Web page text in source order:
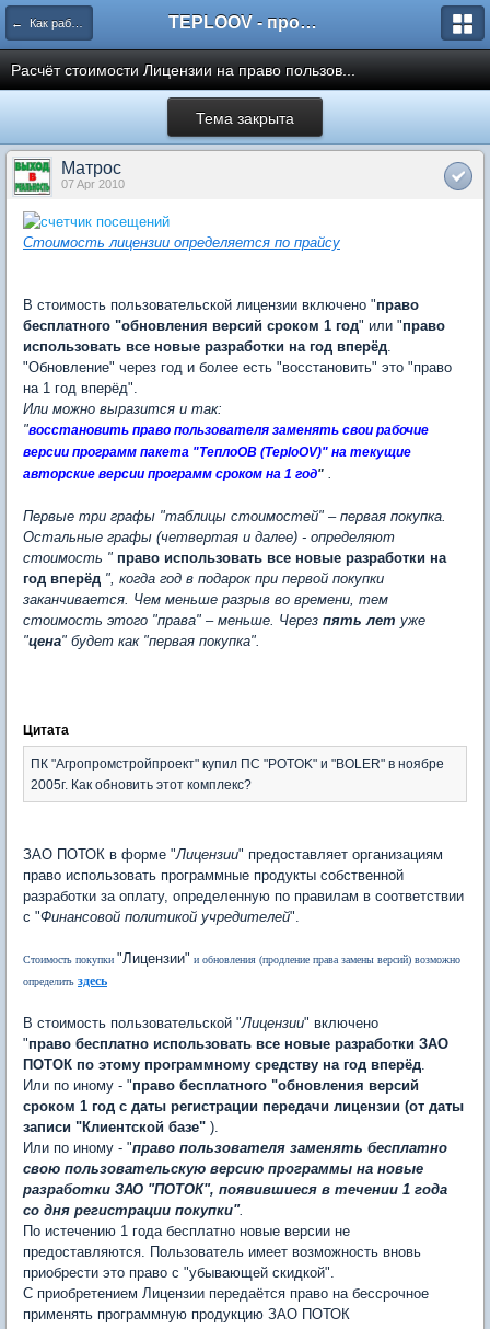
← Как работать с пакетом TeploOV? TEPLOOV - программный комплекс для расчёта систем отопления и вентиляции
Расчёт стоимости Лицензии на право пользов...
Тема закрыта
Матрос
07 Apr 2010
Стоимость лицензии определяется по прайсу
В стоимость пользовательской лицензии включено "право
бесплатного "обновления версий сроком 1 год" или "право
использовать все новые разработки на год вперёд.
"Обновление" через год и более есть "восстановить" это "право
на 1 год вперёд".
Или можно выразится и так:
"восстановить право пользователя заменять свои рабочие
версии программ пакета "ТеплоОВ (TeploOV)" на текущие
авторские версии программ сроком на 1 год" .
Первые три графы "таблицы стоимостей" – первая покупка.
Остальные графы (четвертая и далее) - определяют
стоимость " право использовать все новые разработки на
год вперёд ", когда год в подарок при первой покупки
заканчивается. Чем меньше разрыв во времени, тем
стоимость этого "права" – меньше. Через пять лет уже
"цена" будет как "первая покупка".
Цитата
ПК "Агропромстройпроект" купил ПС "POTOK" и "BOLER" в ноябре
2005г. Как обновить этот комплекс?
ЗАО ПОТОК в форме "Лицензии" предоставляет организациям
право использовать программные продукты собственной
разработки за оплату, определенную по правилам в соответствии
с "Финансовой политикой учредителей".
Стоимость покупки "Лицензии" и обновления (продление права замены версий) возможно
определить здесь
В стоимость пользовательской "Лицензии" включено
"право бесплатно использовать все новые разработки ЗАО
ПОТОК по этому программному средству на год вперёд.
Или по иному - "право бесплатного "обновления версий
сроком 1 год с даты регистрации передачи лицензии (от даты
записи "Клиентской базе" ).
Или по иному - "право пользователя заменять бесплатно
свою пользовательскую версию программы на новые
разработки ЗАО "ПОТОК", появившиеся в течении 1 года
со дня регистрации покупки".
По истечению 1 года бесплатно новые версии не
предоставляются. Пользователь имеет возможность вновь
приобрести это право с "убывающей скидкой".
С приобретением Лицензии передаётся право на бессрочное
применять программную продукцию ЗАО ПОТОК